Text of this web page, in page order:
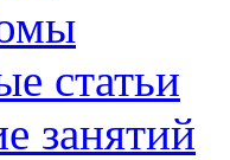
статьи
занятий